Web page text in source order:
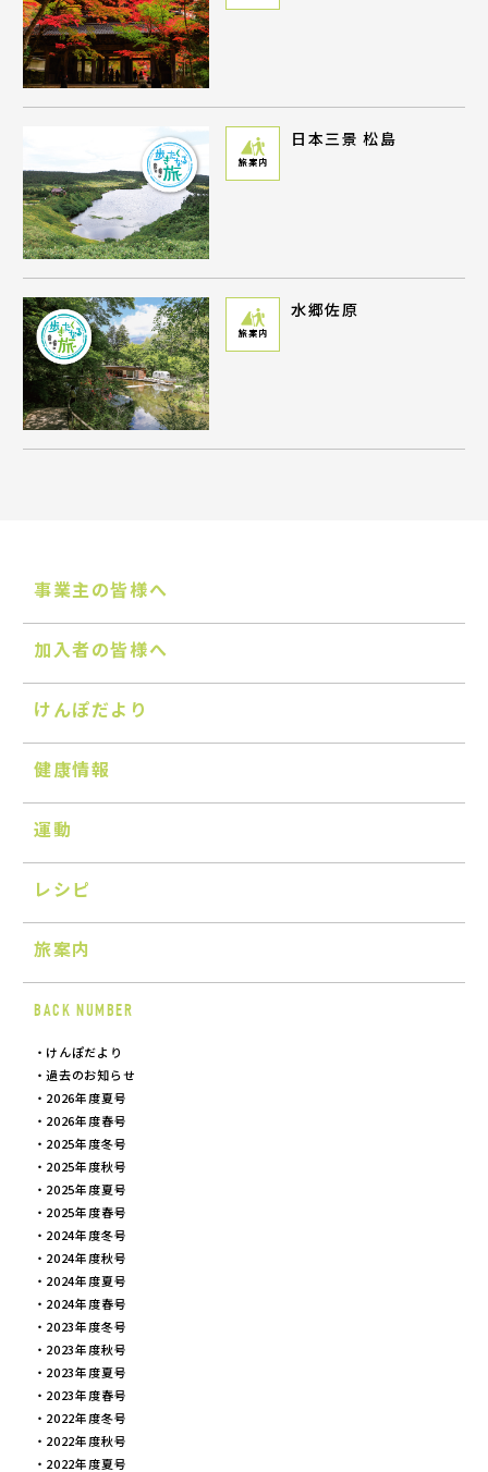
旅案内
日本三景 松島
旅案内
水郷佐原
事業主の皆様へ
加入者の皆様へ
けんぽだより
健康情報
運動
レシピ
旅案内
BACK NUMBER
けんぽだより
過去のお知らせ
2026年度夏号
2026年度春号
2025年度冬号
2025年度秋号
2025年度夏号
2025年度春号
2024年度冬号
2024年度秋号
2024年度夏号
2024年度春号
2023年度冬号
2023年度秋号
2023年度夏号
2023年度春号
2022年度冬号
2022年度秋号
2022年度夏号